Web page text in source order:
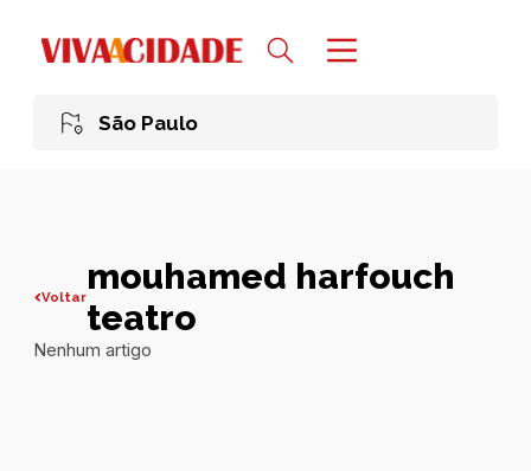
São Paulo
Voltarmouhamed harfouch
teatro
Nenhum artigo